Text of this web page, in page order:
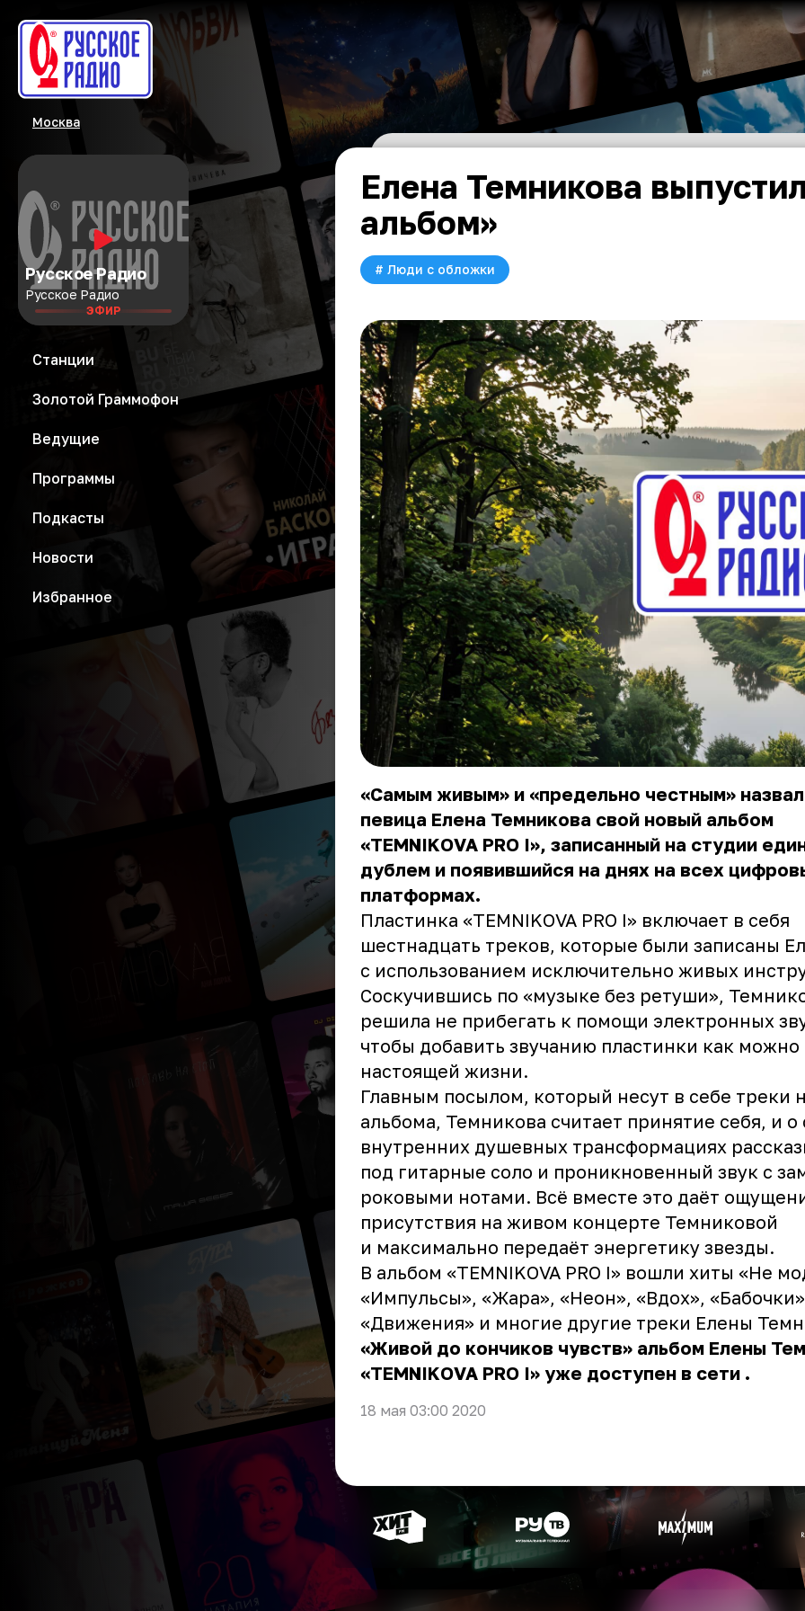
Москва
Русское Радио
Русское Радио
ЭФИР
Станции
Золотой Граммофон
Ведущие
Программы
Подкасты
Новости
Избранное
Елена Темникова
альбом»
# Люди с обложки
«Самым живым» и «предельно честным»
певица Елена Темникова свой новый альбом
«TEMNIKOVA PRO I», записанный на студии
дублем и появившийся на днях на всех
платформах.
Пластинка «TEMNIKOVA PRO I» включает в себя
шестнадцать треков, которые были записаны
с использованием исключительно живых
Соскучившись по «музыке без ретуши»,
решила не прибегать к помощи электронных
чтобы добавить звучанию пластинки как
настоящей жизни.
Главным посылом, который несут в себе треки
альбома, Темникова считает принятие себя, и о
внутренних душевных трансформациях
под гитарные соло и проникновенный звук с
роковыми нотами. Всё вместе это даёт
присутствия на живом концерте Темниковой
и максимально передаёт энергетику звезды.
В альбом «TEMNIKOVA PRO I» вошли хиты «Не
«Импульсы», «Жара», «Неон», «Вдох»,
«Движения» и многие другие треки Елены
«Живой до кончиков чувств» альбом Елены
«TEMNIKOVA PRO I» уже доступен в сети .
18 мая 03:00 2020